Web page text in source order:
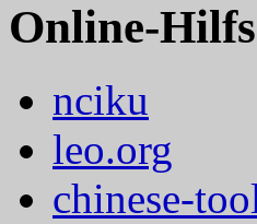
Online-
nciku
leo.org
chinese-